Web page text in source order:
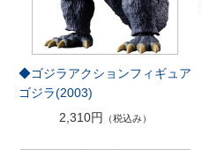
◆ゴジラアクションフィギュア
ゴジラ(2003)
2,310円
（税込み）